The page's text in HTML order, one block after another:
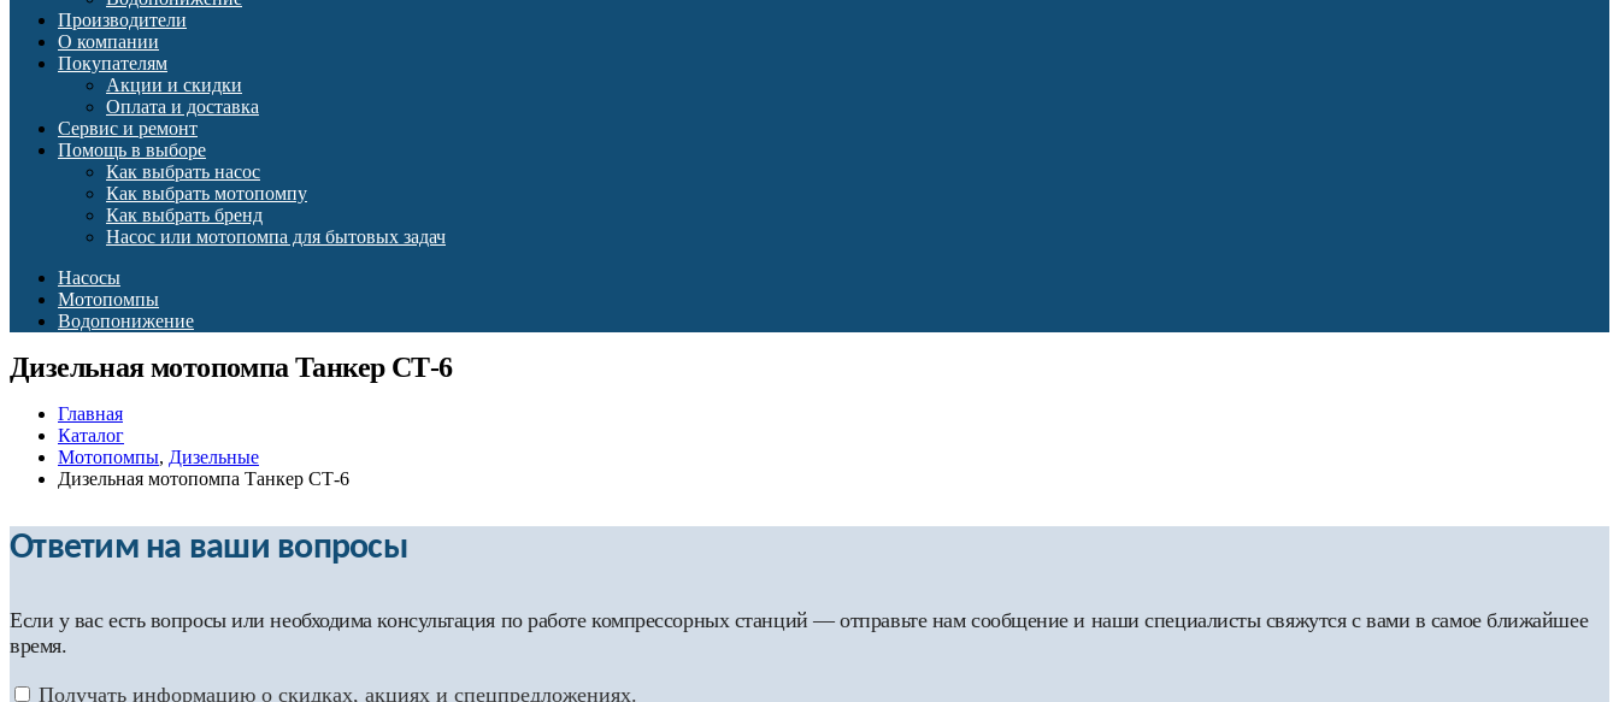
Производители
О компании
Покупателям
Акции и скидки
Оплата и доставка
Сервис и ремонт
Помощь в выборе
Как выбрать насос
Как выбрать мотопомпу
Как выбрать бренд
Насос или мотопомпа для бытовых задач
Насосы
Мотопомпы
Водопонижение
Дизельная мотопомпа Танкер СТ-6
Главная
Каталог
Мотопомпы, Дизельные
Дизельная мотопомпа Танкер СТ-6
Ответим на ваши вопросы
Если у вас есть вопросы или необходима консультация по работе компрессорных станций — отправьте нам сообщение и наши специалисты свяжутся с вами в самое ближайшее
время.
Получать информацию о скидках, акциях и спецпредложениях.